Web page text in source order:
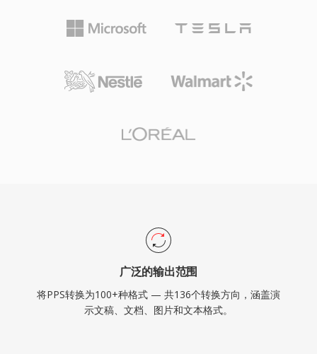
广泛的输出范围
将PPS转换为100+种格式 — 共136个转换方向，涵盖演
示文稿、文档、图片和文本格式。